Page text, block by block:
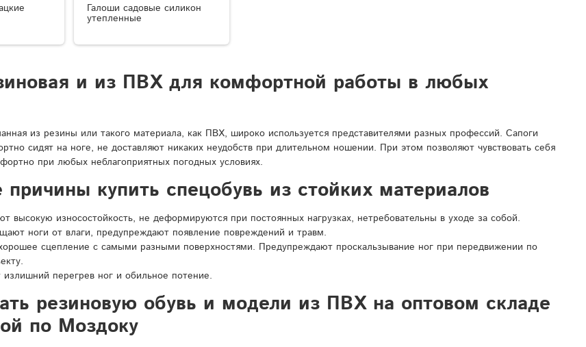
Галоши садовые силикон
утепленные
и из ПВХ для комфортной работы в любых
из резины или такого материала, как ПВХ, широко используется представителями разных профессий. Сапоги
сидят на ноге, не доставляют никаких неудобств при длительном ношении. При этом позволяют чувствовать себя
при любых неблагоприятных погодных условиях.
купить спецобувь из стойких материалов
высокую износостойкость, не деформируются при постоянных нагрузках, нетребовательны в уходе за собой.
ноги от влаги, предупреждают появление повреждений и травм.
сцепление с самыми разными поверхностями. Предупреждают проскальзывание ног при передвижении по
перегрев ног и обильное потение.
резиновую обувь и модели из ПВХ на оптовом складе
по Моздоку